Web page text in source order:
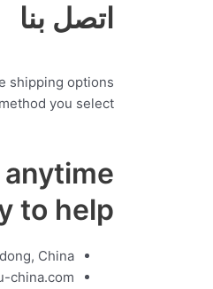
اتصل بنا
shipping options
you select.
to help.
China
china.com